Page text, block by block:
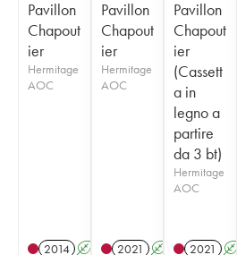
Pavillon
Chapout
ier
Hermitage
AOC
2014 A
Pavillon
Chapout
ier
Hermitage
AOC
2021 A T
Pavillon
Chapout
ier
(Cassett
a in
legno a
partire
da 3 bt)
Hermitage
AOC
2021 A